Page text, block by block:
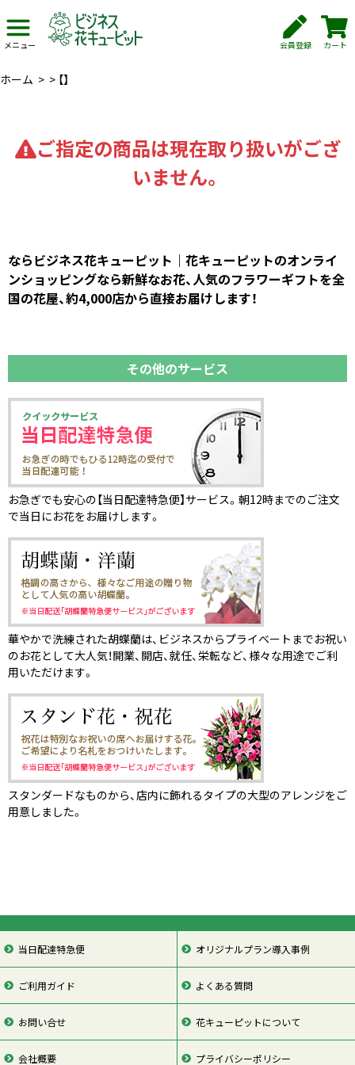
メニュー 会員登録 カート
ホーム > > 【】
ご指定の商品は現在取り扱いがござ
いません。
ならビジネス花キューピット｜花キューピットのオンライ
ンショッピングなら新鮮なお花、人気のフラワーギフトを全
国の花屋、約4,000店から直接お届けします！
その他のサービス
お急ぎでも安心の【当日配達特急便】サービス。朝12時までのご注文
で当日にお花をお届けします。
華やかで洗練された胡蝶蘭は、ビジネスからプライベートまでお祝い
のお花として大人気！開業、開店、就任、栄転など、様々な用途でご利
用いただけます。
スタンダードなものから、店内に飾れるタイプの大型のアレンジをご
用意しました。
当日配達特急便 オリジナルプラン導入事例
ご利用ガイド よくある質問
お問い合せ 花キューピットについて
会社概要 プライバシーポリシー